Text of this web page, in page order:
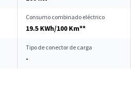
Consumo combinado eléctrico
19.5 KWh/100 Km**
Tipo de conector de carga
-